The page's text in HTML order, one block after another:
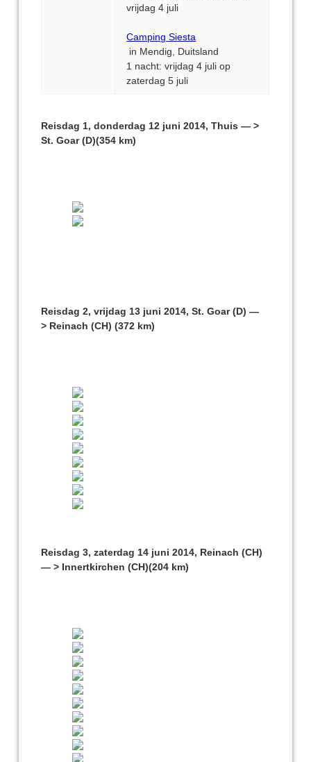
vrijdag 4 juli
Camping Siesta
in Mendig, Duitsland
1 nacht: vrijdag 4 juli op
zaterdag 5 juli
Reisdag 1, donderdag 12 juni 2014, Thuis — >
St. Goar (D)(354 km)
Reisdag 2, vrijdag 13 juni 2014, St. Goar (D) —
> Reinach (CH) (372 km)
Reisdag 3, zaterdag 14 juni 2014, Reinach (CH)
— > Innertkirchen (CH)(204 km)